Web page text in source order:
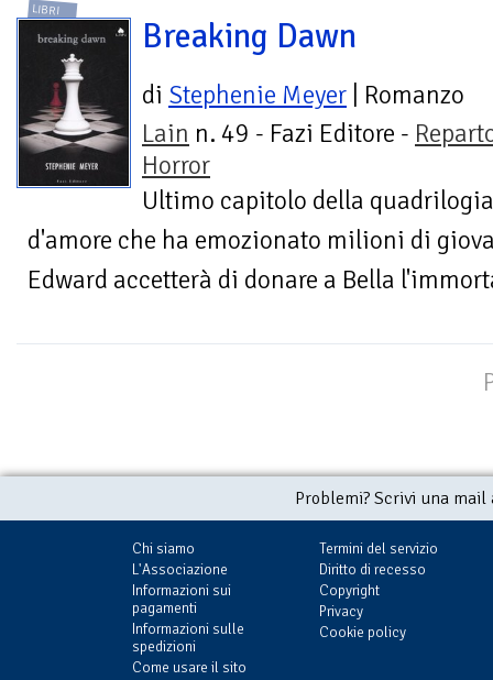
LIBRI
Breaking Dawn
di Stephenie Meyer | Romanzo
Lain n. 49 - Fazi Editore -
Horror
Ultimo capitolo della
d'amore che ha emozionato milioni di
Edward accetterà di donare a Bella
Problemi? Scrivi una
Chi siamo
L'Associazione
Informazioni sui
pagamenti
Informazioni sulle
spedizioni
Come usare il sito
Termini del servizio
Diritto di recesso
Copyright
Privacy
Cookie policy